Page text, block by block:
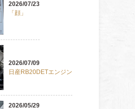
2026/07/23
「顔」
2026/07/09
日産RB20DETエンジン
2026/05/29